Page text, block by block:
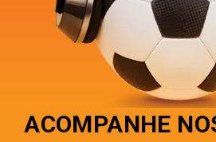
ACOMPANHE